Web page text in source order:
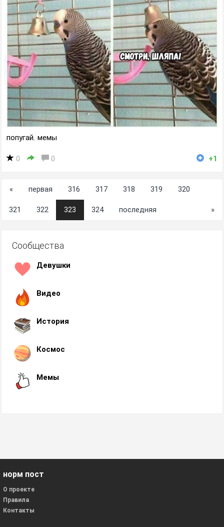
попугай, мемы
0 0 +1
« первая 316 317 318 319 320
321 322 323 324 последняя »
Сообщества
Девушки
Видео
История
Космос
Мемы
норм пост
О проекте
Правила
Контакты